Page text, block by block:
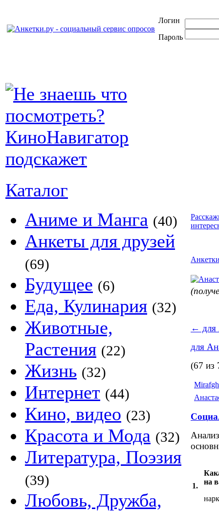
Логин
Пароль
Каталог
Аниме и Манга (40)
Анкеты для друзей
(69)
Будущее (6)
Еда, Кулинария (32)
Животные,
Растения (22)
Жизнь (32)
Интернет (44)
Кино, видео (23)
Красота и Мода (32)
Литература, Поэзия
(39)
Любовь, Дружба,
← для
для
(67 из
1.
на